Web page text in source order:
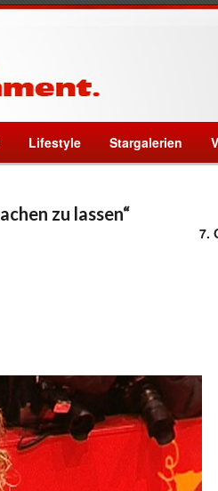
Lifestyle Stargalerien
zu lassen“
7.